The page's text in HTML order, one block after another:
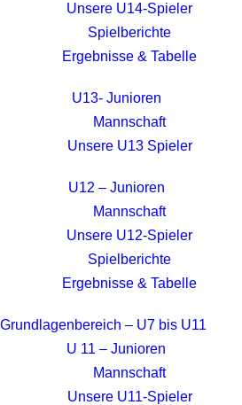
Unsere U14-Spieler
Spielberichte
Ergebnisse & Tabelle
U13- Junioren
Mannschaft
Unsere U13 Spieler
U12 – Junioren
Mannschaft
Unsere U12-Spieler
Spielberichte
Ergebnisse & Tabelle
Grundlagenbereich – U7 bis U11
U 11 – Junioren
Mannschaft
Unsere U11-Spieler